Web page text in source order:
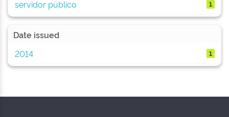
servidor público 1
Date issued
2014
1